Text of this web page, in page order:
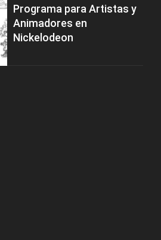
Programa para Artistas y
Animadores en
Nickelodeon